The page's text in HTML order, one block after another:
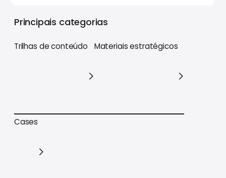
Principais categorias
Trilhas de conteúdo
Trilhas de conteúdo
Materiais estratégicos
Cases